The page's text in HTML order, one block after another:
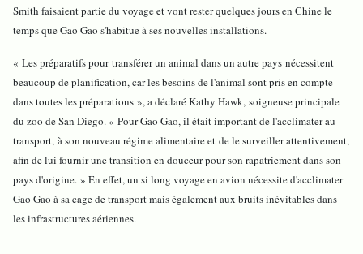
Smith faisaient partie du voyage et vont rester quelques jours en Chine le
temps que Gao Gao s'habitue à ses nouvelles installations.
« Les préparatifs pour transférer un animal dans un autre pays nécessitent
beaucoup de planification, car les besoins de l'animal sont pris en compte
dans toutes les préparations », a déclaré Kathy Hawk, soigneuse principale
du zoo de San Diego. « Pour Gao Gao, il était important de l'acclimater au
transport, à son nouveau régime alimentaire et de le surveiller attentivement,
afin de lui fournir une transition en douceur pour son rapatriement dans son
pays d'origine. » En effet, un si long voyage en avion nécessite d'acclimater
Gao Gao à sa cage de transport mais également aux bruits inévitables dans
les infrastructures aériennes.